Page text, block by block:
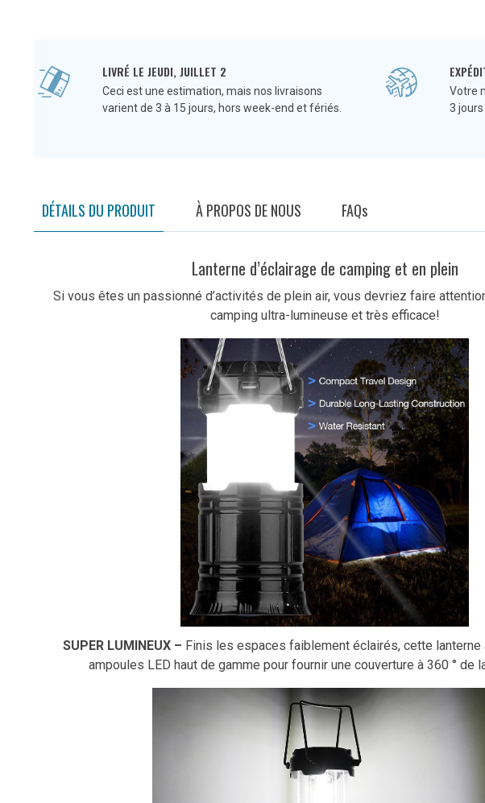
LIVRÉ LE JEUDI, JUILLET 2
Ceci est une estimation, mais nos livraisons
varient de 3 à 15 jours, hors week-end et fériés.
Votre
3
DÉTAILS DU PRODUIT À PROPOS DE NOUS FAQs
Lanterne d’éclairage de camping et en plein
Si vous êtes un passionné d’activités de plein air, vous devriez faire
camping ultra-lumineuse et très efficace!
SUPER LUMINEUX – Finis les espaces faiblement éclairés, cette lanterne
ampoules LED haut de gamme pour fournir une couverture à 360 ° de